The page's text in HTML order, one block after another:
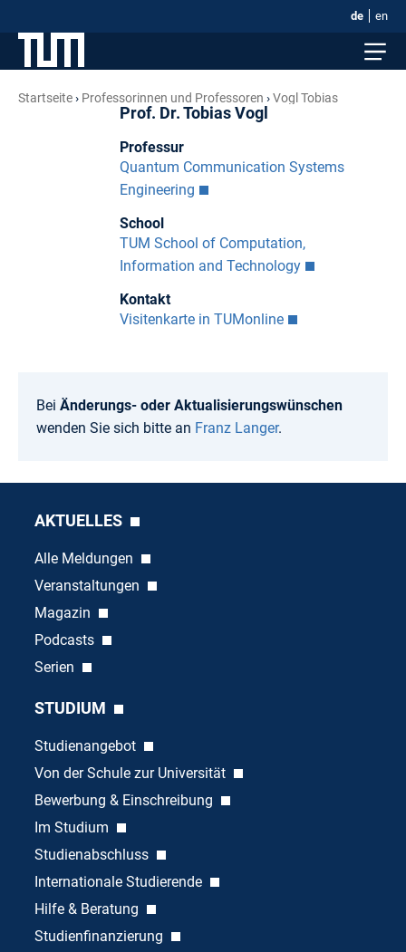
de en
Startseite Professorinnen und Professoren Vogl Tobias
Prof. Dr. Tobias Vogl
Professur
Quantum Communication Systems
Engineering
School
TUM School of Computation,
Information and Technology
Kontakt
Visitenkarte in TUMonline
Bei Änderungs- oder Aktualisierungswünschen
wenden Sie sich bitte an Franz Langer.
AKTUELLES
Alle Meldungen
Veranstaltungen
Magazin
Podcasts
Serien
STUDIUM
Studienangebot
Von der Schule zur Universität
Bewerbung & Einschreibung
Im Studium
Studienabschluss
Internationale Studierende
Hilfe & Beratung
Studienfinanzierung